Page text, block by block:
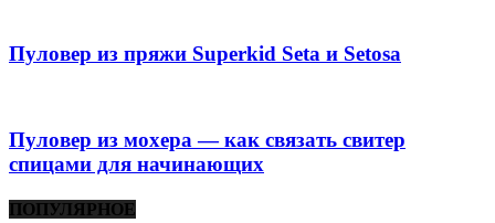
Пуловер из пряжи Superkid Seta и Setosa
Пуловер из мохера — как связать свитер
спицами для начинающих
ПОПУЛЯРНОЕ